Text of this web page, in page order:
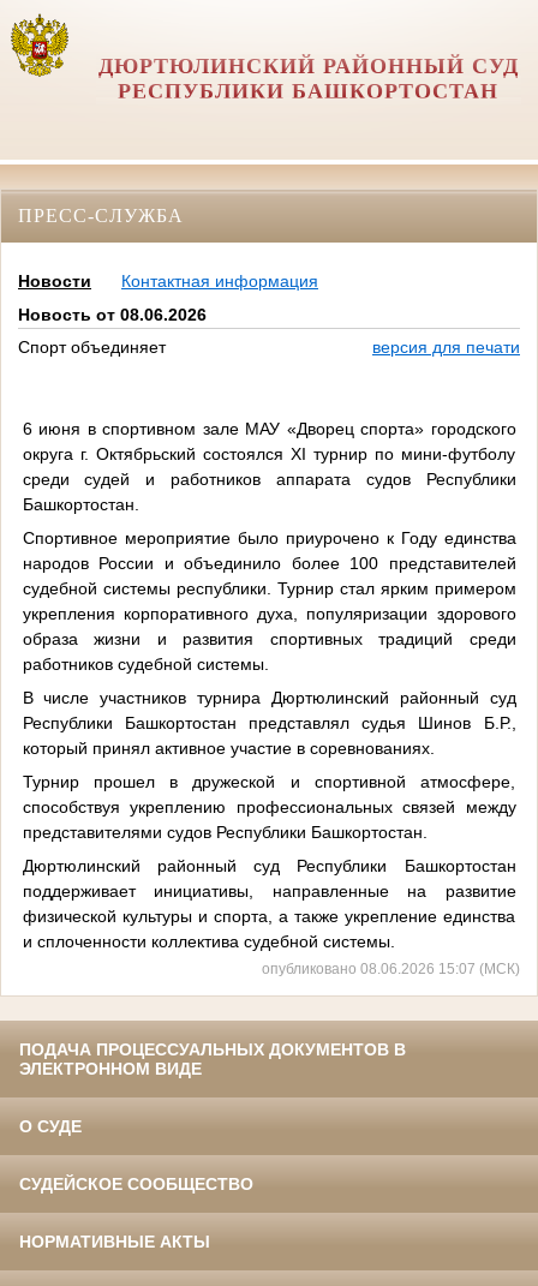
ДЮРТЮЛИНСКИЙ РАЙОННЫЙ СУД
РЕСПУБЛИКИ БАШКОРТОСТАН
ПРЕСС-СЛУЖБА
Новости
Контактная информация
Новость от 08.06.2026
Спорт объединяет
версия для печати
6 июня в спортивном зале МАУ «Дворец спорта» городского
округа г. Октябрьский состоялся XI турнир по мини-футболу
среди судей и работников аппарата судов Республики
Башкортостан.
Спортивное мероприятие было приурочено к Году единства
народов России и объединило более 100 представителей
судебной системы республики. Турнир стал ярким примером
укрепления корпоративного духа, популяризации здорового
образа жизни и развития спортивных традиций среди
работников судебной системы.
В числе участников турнира Дюртюлинский районный суд
Республики Башкортостан представлял судья Шинов Б.Р.,
который принял активное участие в соревнованиях.
Турнир прошел в дружеской и спортивной атмосфере,
способствуя укреплению профессиональных связей между
представителями судов Республики Башкортостан.
Дюртюлинский районный суд Республики Башкортостан
поддерживает инициативы, направленные на развитие
физической культуры и спорта, а также укрепление единства
и сплоченности коллектива судебной системы.
опубликовано 08.06.2026 15:07 (МСК)
ПОДАЧА ПРОЦЕССУАЛЬНЫХ ДОКУМЕНТОВ В
ЭЛЕКТРОННОМ ВИДЕ
О СУДЕ
СУДЕЙСКОЕ СООБЩЕСТВО
НОРМАТИВНЫЕ АКТЫ